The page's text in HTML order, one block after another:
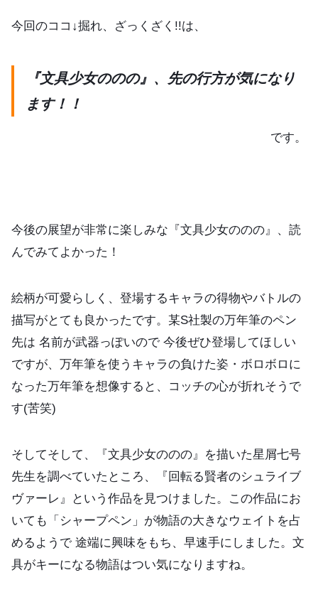
今回のココ↓掘れ、ざっくざく!!は、
『文具少女ののの』、先の行方が気になり
ます！！
です。
今後の展望が非常に楽しみな『文具少女ののの』、読
んでみてよかった！
絵柄が可愛らしく、登場するキャラの得物やバトルの
描写がとても良かったです。某S社製の万年筆のペン
先は 名前が武器っぽいので 今後ぜひ登場してほしい
ですが、万年筆を使うキャラの負けた姿・ボロボロに
なった万年筆を想像すると、コッチの心が折れそうで
す(苦笑)
そしてそして、『文具少女ののの』を描いた星屑七号
先生を調べていたところ、『回転る賢者のシュライブ
ヴァーレ』という作品を見つけました。この作品にお
いても「シャープペン」が物語の大きなウェイトを占
めるようで 途端に興味をもち、早速手にしました。文
具がキーになる物語はつい気になりますね。